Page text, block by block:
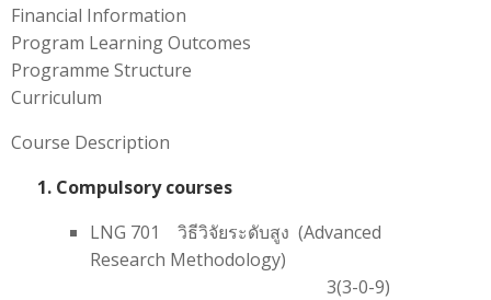
Financial Information
Program Learning Outcomes
Programme Structure
Curriculum
Course Description
1. Compulsory courses
LNG 701 วิธีวิจัยระดับสูง (Advanced
Research Methodology)
3(3-0-9)